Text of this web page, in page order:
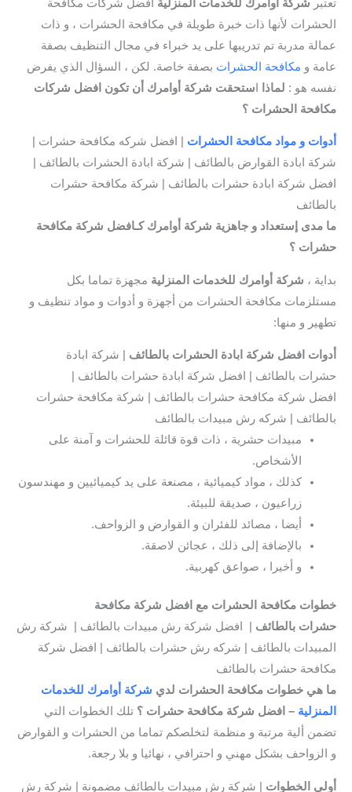
تعتبر شركة أوامرك للخدمات المنزلية افضل شركات مكافحة
الحشرات لأنها ذات خبرة طويلة في مكافحة الحشرات ، و ذات
عمالة مدربة تم تدريبها على يد خبراء في مجال التنظيف بصفة
عامة و مكافحة الحشرات بصفة خاصة. لكن ، السؤال الذي يفرض
نفسه هو : لماذا
ستحقت شركة أوامرك أن تكون افضل شركات
مكافحة الحشرات ؟
أدوات و مواد مكافحة الحشرات
| افضل شركه مكافحة حشرات |
شركة ابادة القوارض بالطائف | شركة ابادة الحشرات بالطائف |
افضل شركة ابادة حشرات بالطائف | شركة مكافحة حشرات
بالطائف
ما مدى إستعداد و جاهزية شركة أوامرك كـافضل شركة مكافحة
حشرات ؟
بداية ، شركة أوامرك للخدمات المنزلية مجهزة تماما بكل
مستلزمات مكافحة الحشرات من أجهزة و أدوات و مواد تنظيف و
تطهير و منها:
أدوات افضل شركة ابادة الحشرات بالطائف | شركة ابادة
حشرات بالطائف | افضل شركة ابادة حشرات بالطائف |
افضل شركة مكافحة حشرات بالطائف | شركة مكافحة حشرات
بالطائف | شركه رش مبيدات بالطائف
مبيدات حشرية ، ذات قوة قائلة للحشرات و آمنة على
الأشخاص.
كذلك ، مواد كيميائية ، مصنعة على يد كيميائيين و مهندسون
زراعيون ، صديقة للبيئة.
أيضا ، مصائد للفئران و القوارض و الزواحف.
بالإضافة إلى ذلك ، عجائن لاصقة.
و أخيرا ، صواعق كهربية.
خطوات مكافحة الحشرات مع افضل شركة مكافحة
حشرات بالطائف | افضل شركة رش مبيدات بالطائف | شركة رش
المبيدات بالطائف | شركه رش حشرات بالطائف | افضل شركة
مكافحة حشرات بالطائف
ما هي خطوات مكافحة الحشرات لدي شركة أوامرك للخدمات
المنزلية – افضل شركة مكافحة حشرات ؟ تلك الخطوات التي
تضمن ألية مرتبة و منظمة لتخلصكم تماما من الحشرات و القوارض
و الزواحف بشكل مهني و احترافي ، نهائيا و بلا رجعة.
أولى الخطوات | شركة رش مبيدات بالطائف مضمونة | شركة رش